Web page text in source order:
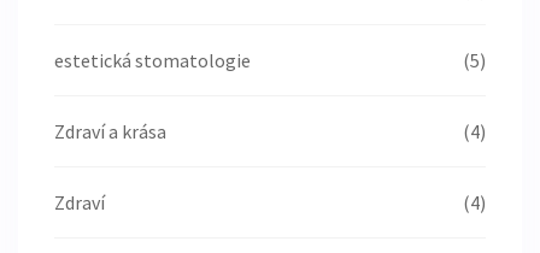
estetická stomatologie (5)
Zdraví a krása (4)
Zdraví (4)